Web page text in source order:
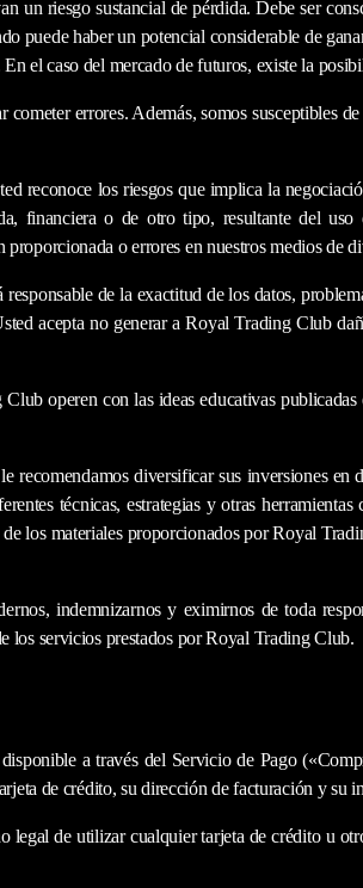
un riesgo sustancial de pérdida. Debe ser
puede haber un potencial considerable de
el caso del mercado de futuros, existe la
errores. Además, somos susceptibles
reconoce los riesgos que implica la
financiera o de otro tipo, resultante del
o errores en nuestros medios de
de la exactitud de los datos,
acepta no generar a Royal Trading Club
operen con las ideas educativas
recomendamos diversificar sus inversiones
técnicas, estrategias y otras
los materiales proporcionados por Royal
indemnizarnos y eximirnos de toda
los servicios prestados por Royal Trading Club.
a través del Servicio de Pago
de crédito, su dirección de facturación y su
legal de utilizar cualquier tarjeta de crédito u